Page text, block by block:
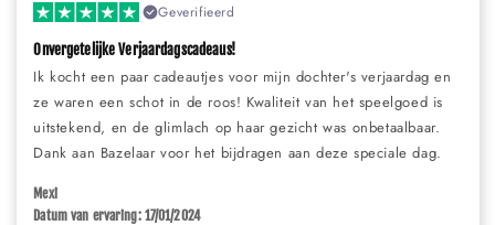
Geverifieerd
Onvergetelijke Verjaardagscadeaus!
Ik kocht een paar cadeautjes voor mijn dochter's verjaardag en
ze waren een schot in de roos! Kwaliteit van het speelgoed is
uitstekend, en de glimlach op haar gezicht was onbetaalbaar.
Dank aan Bazelaar voor het bijdragen aan deze speciale dag.
Mexi
Datum van ervaring: 17/01/2024